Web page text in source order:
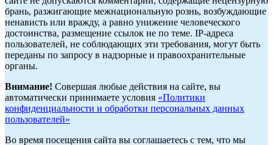
брань, разжигающие межнациональную рознь, возбуждающие
ненависть или вражду, а равно унижение человеческого
достоинства, размещение ссылок не по теме. IP-адреса
пользователей, не соблюдающих эти требования, могут быть
переданы по запросу в надзорные и правоохранительные
органы.
Внимание! Совершая любые действия на сайте, вы
автоматически принимаете условия «Политики
конфиденциальности и обработки персональных данных
пользователей»
Во время посещения сайта вы соглашаетесь с тем, что мы